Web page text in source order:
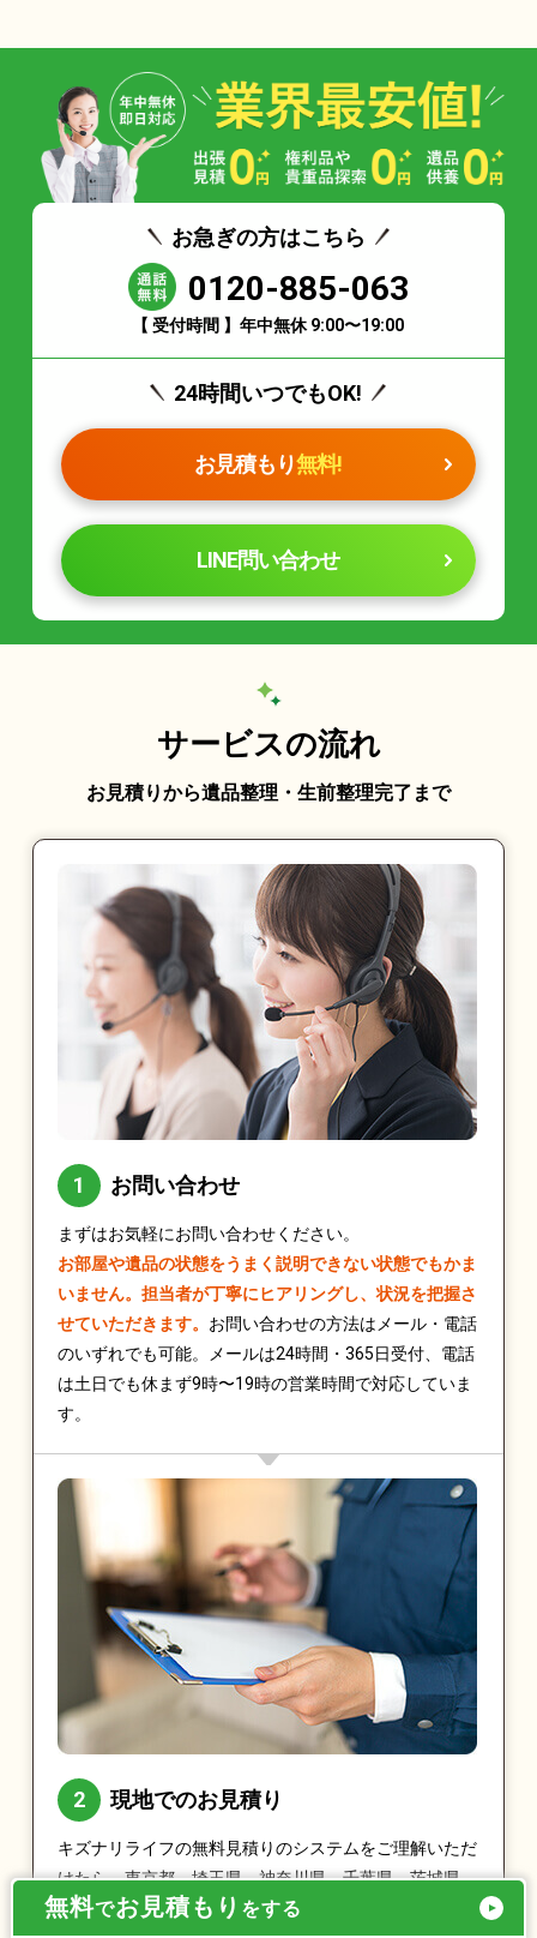
お急ぎの方はこちら
0120-885-063
【 受付時間 】年中無休 9:00〜19:00
24時間いつでもOK!
お見積もり無料!
LINE問い合わせ
サービスの流れ
お見積りから遺品整理・生前整理完了まで
お問い合わせ
まずはお気軽にお問い合わせください。
お部屋や遺品の状態をうまく説明できない状態でもかま
いません。担当者が丁寧にヒアリングし、状況を把握さ
せていただきます。 お問い合わせの方法はメール・電話
のいずれでも可能。メールは24時間・365日受付、電話
は土日でも休まず9時〜19時の営業時間で対応していま
す。
現地でのお見積り
キズナリライフの無料見積りのシステムをご理解いただ
けたら、東京都、埼玉県、神奈川県、千葉県、茨城県、
栃木県、群馬県であれば最短即日で実際に現地をお伺い
無料でお見積もり をする